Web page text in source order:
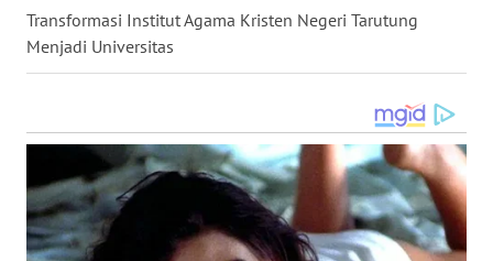
Transformasi Institut Agama Kristen Negeri Tarutung
Menjadi Universitas
WN
KALTIM
WN
WN
GORONTALO